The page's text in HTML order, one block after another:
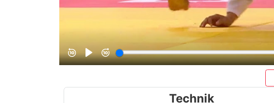
Technik